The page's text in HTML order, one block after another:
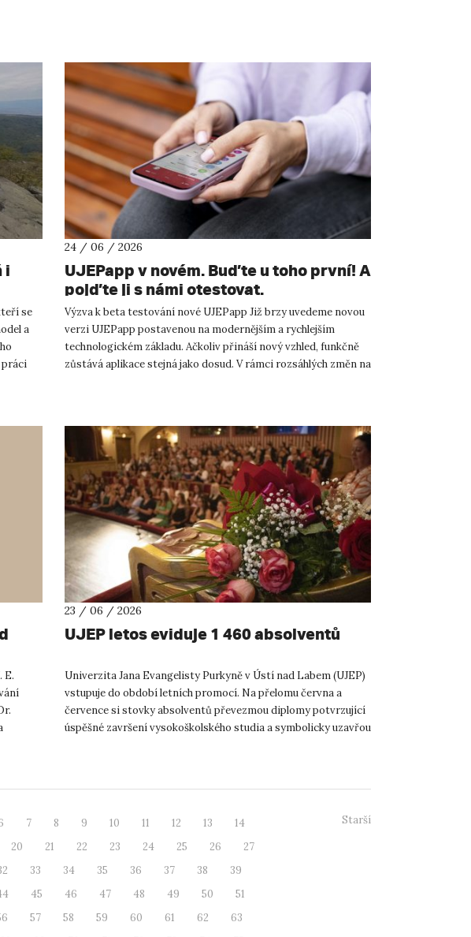
i
se
a
práci
24 / 06 / 2026
UJEPapp v novém. Buďte u toho první! A
pojďte ji s námi otestovat.
Výzva k beta testování nové UJEPapp Již brzy uvedeme novou
verzi UJEPapp postavenou na modernějším a rychlejším
technologickém základu. Ačkoliv přináší nový vzhled, funkčně
zůstává aplikace stejná jako dosud. V rámci rozsáhlých změn na
E.
23 / 06 / 2026
UJEP letos eviduje 1 460 absolventů
Univerzita Jana Evangelisty Purkyně v Ústí nad Labem (UJEP)
vstupuje do období letních promocí. Na přelomu června a
července si stovky absolventů převezmou diplomy potvrzující
úspěšné završení vysokoškolského studia a symbolicky uzavřou
7 8 9 10 11 12 13
14
20 21 22 23 24 25 26
27
33 34 35 36 37 38
39
45 46 47 48 49 50
51
57 58 59 60 61 62
63
Starší